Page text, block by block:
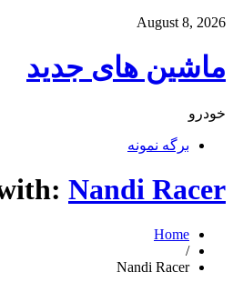
August 8, 2026
ماشین های جدید
خودرو
برگه نمونه
Nandi Racer
Home
/
Nandi Racer